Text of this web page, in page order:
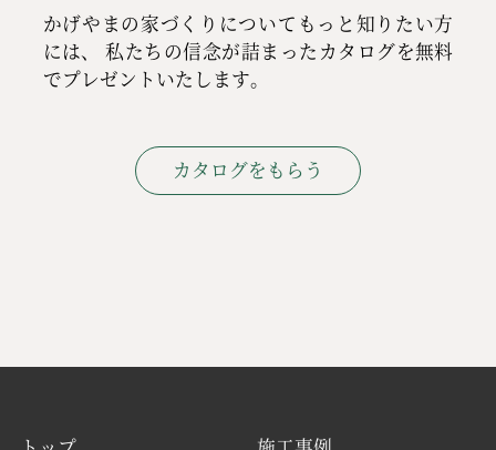
かげやまの家づくりについてもっと知りたい方
には、
私たちの信念が詰まったカタログを無料
でプレゼントいたします。
カタログをもらう